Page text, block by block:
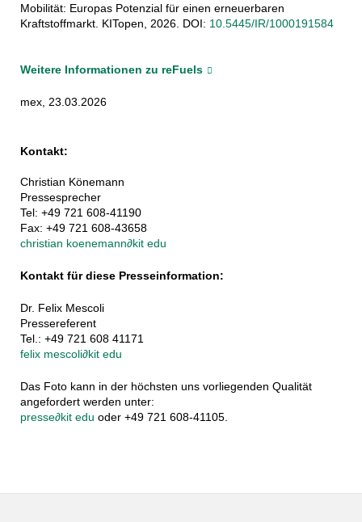
Mobilität: Europas Potenzial für einen erneuerbaren
Kraftstoffmarkt. KITopen, 2026. DOI: 10.5445/IR/1000191584
Weitere Informationen zu reFuels
mex, 23.03.2026
Kontakt:
Christian Könemann
Pressesprecher
Tel: +49 721 608-41190
Fax: +49 721 608-43658
christian koenemann∂kit edu
Kontakt für diese Presseinformation:
Dr. Felix Mescoli
Pressereferent
Tel.: +49 721 608 41171
felix mescoli∂kit edu
Das Foto kann in der höchsten uns vorliegenden Qualität
angefordert werden unter:
presse∂kit edu oder +49 721 608-41105.